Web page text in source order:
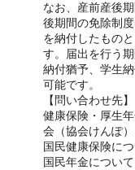
なお、産前産後
後期間の免除制
を納付したもの
す。届出を行う
納付猶予、学生
可能です。
【問い合わせ先】
健康保険・厚生
会（協会けんぽ
国民健康保険に
国民年金につい